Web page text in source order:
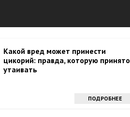
Какой вред может принести
цикорий: правда, которую принято
утаивать
ПОДРОБНЕЕ